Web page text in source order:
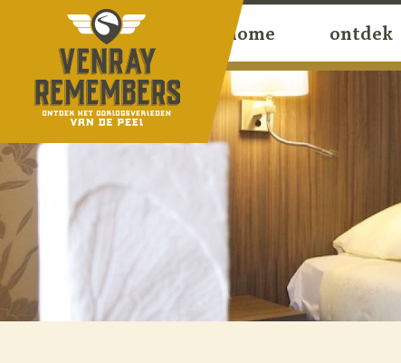
home ontdek